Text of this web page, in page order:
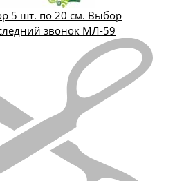
5 шт. по 20 см. Выбор
звонок МЛ-59